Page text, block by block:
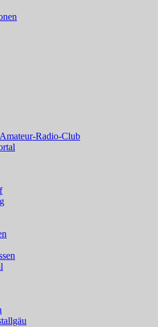
Radio-Club